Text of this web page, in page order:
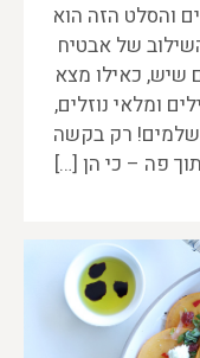
והסלט הזה הוא
של אבטיח
שיש, כאילו מצא
ומלאי נוזלים,
רק בקשה
פה – כי הן […]